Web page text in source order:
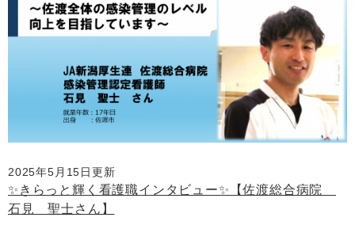
2025年5月15日更新
✨きらっと輝く看護職インタビュー✨【佐渡総合病院
石見 聖士さん】